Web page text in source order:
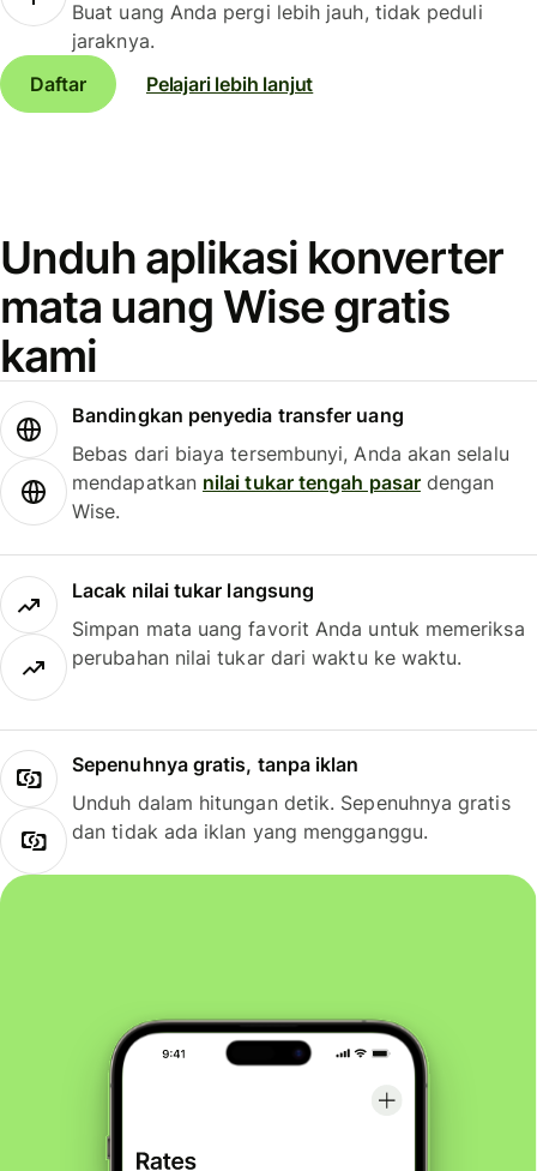
Buat uang Anda pergi lebih jauh, tidak peduli
jaraknya.
Daftar
Pelajari lebih lanjut
Unduh aplikasi konverter
mata uang Wise gratis
kami
Bandingkan penyedia transfer uang
Bebas dari biaya tersembunyi, Anda akan selalu
mendapatkan nilai tukar tengah pasardengan
Wise.
Lacak nilai tukar langsung
Simpan mata uang favorit Anda untuk memeriksa
perubahan nilai tukar dari waktu ke waktu.
Sepenuhnya gratis, tanpa iklan
Unduh dalam hitungan detik. Sepenuhnya gratis
dan tidak ada iklan yang mengganggu.